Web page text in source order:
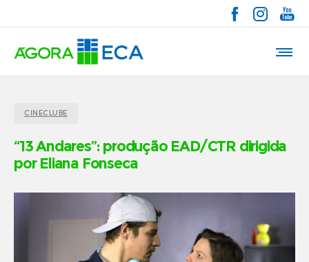
CINECLUBE
“13 Andares”: produção EAD/CTR dirigida
por Eliana Fonseca